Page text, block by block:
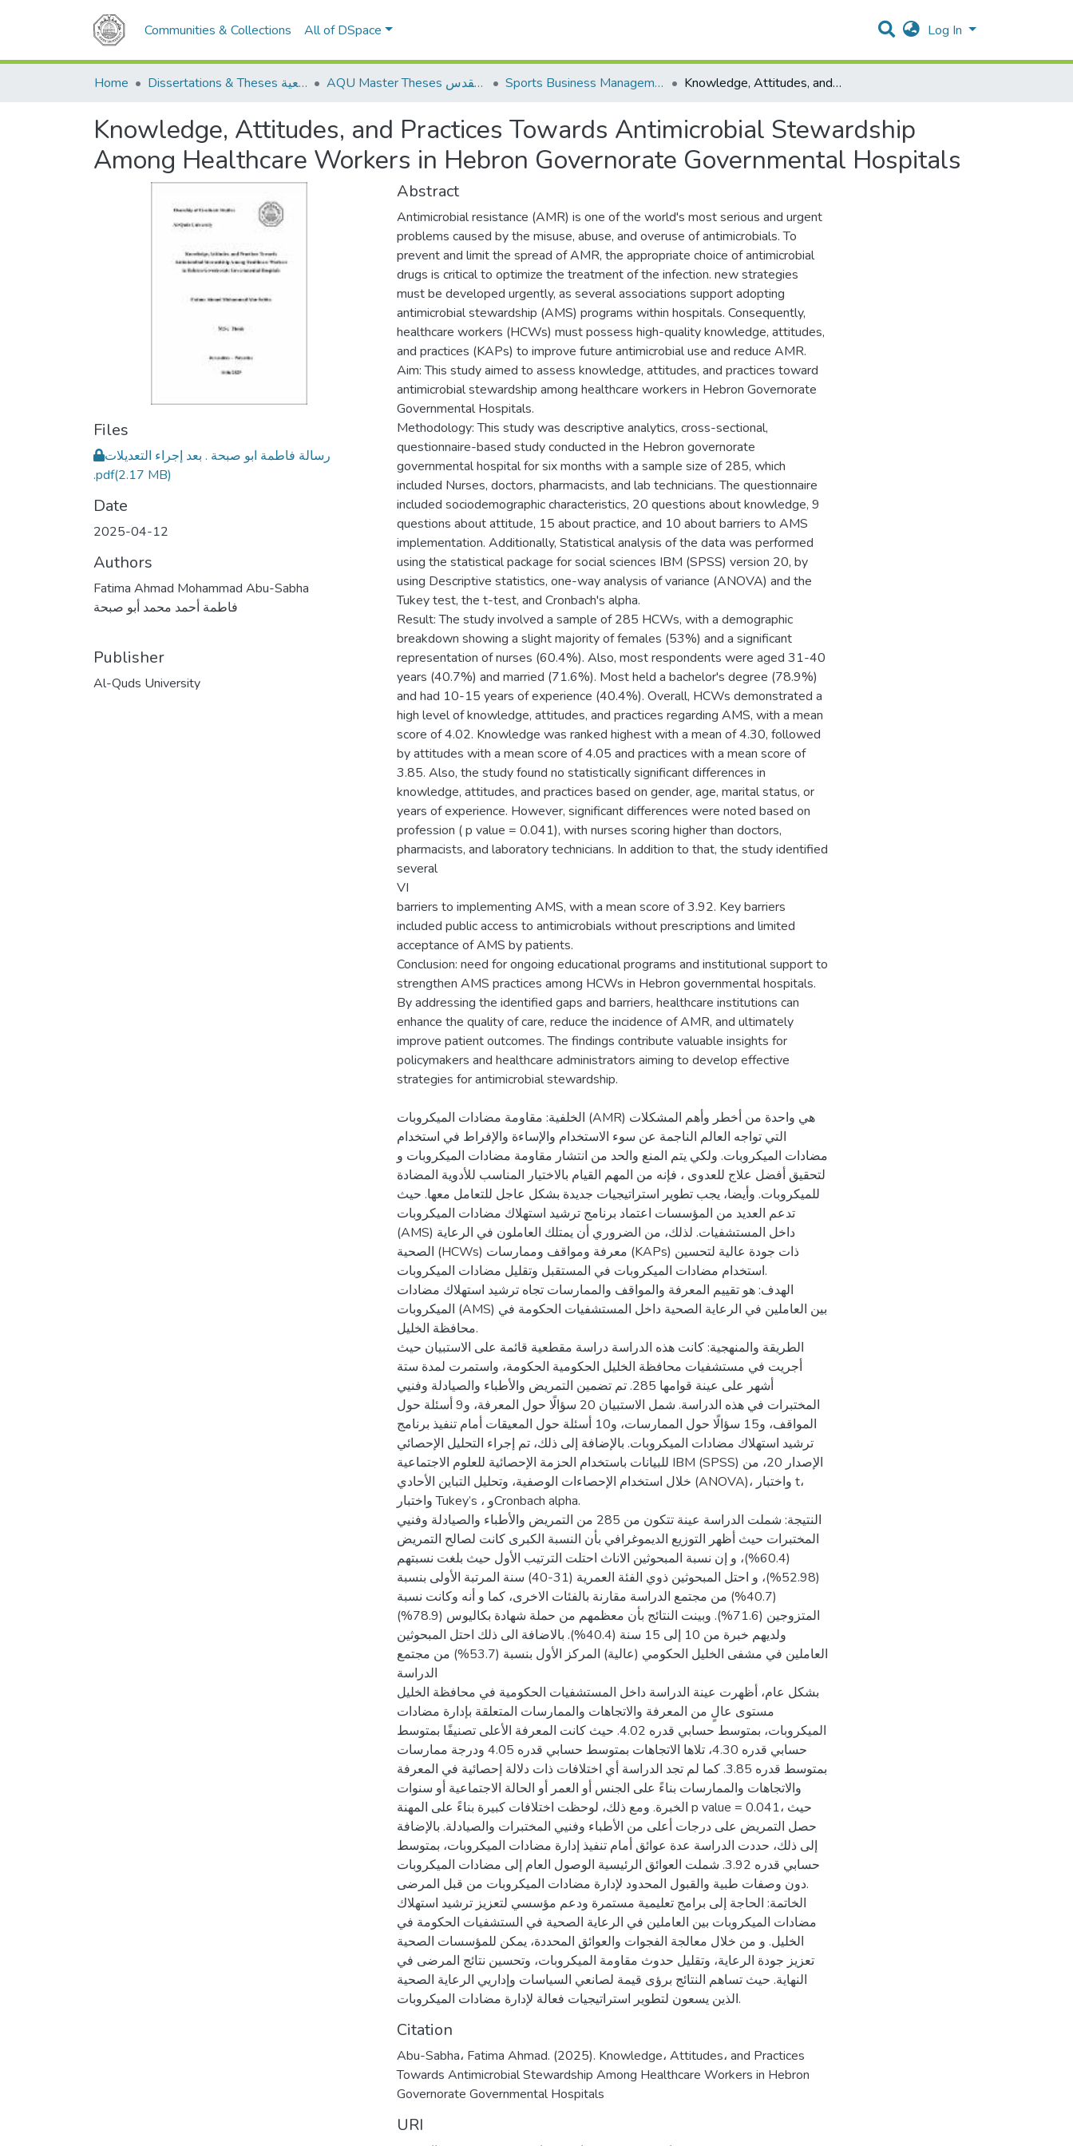
Communities & Collections All of DSpace Log In
Home Dissertations & Theses الرسائل الجامعية AQU Master Theses الرسائل الجامعية الخاصة بجامعة القدس Sports Business Management إدارة الأعمال الرياضية Knowledge, Attitudes, and Practices Towards Antimicrobial Stewardship Among Healthcare Workers in Hebron Governorate Governmental Hospitals
Knowledge, Attitudes, and Practices Towards Antimicrobial Stewardship
Among Healthcare Workers in Hebron Governorate Governmental Hospitals
Files
رسالة فاطمة ابو صبحة . بعد إجراء التعديلات
.pdf(2.17 MB)
Date
2025-04-12
Authors
Fatima Ahmad Mohammad Abu-Sabha
فاطمة أحمد محمد أبو صبحة
Publisher
Al-Quds University
Abstract
Antimicrobial resistance (AMR) is one of the world's most serious and urgent
problems caused by the misuse, abuse, and overuse of antimicrobials. To
prevent and limit the spread of AMR, the appropriate choice of antimicrobial
drugs is critical to optimize the treatment of the infection. new strategies
must be developed urgently, as several associations support adopting
antimicrobial stewardship (AMS) programs within hospitals. Consequently,
healthcare workers (HCWs) must possess high-quality knowledge, attitudes,
and practices (KAPs) to improve future antimicrobial use and reduce AMR.
Aim: This study aimed to assess knowledge, attitudes, and practices toward
antimicrobial stewardship among healthcare workers in Hebron Governorate
Governmental Hospitals.
Methodology: This study was descriptive analytics, cross-sectional,
questionnaire-based study conducted in the Hebron governorate
governmental hospital for six months with a sample size of 285, which
included Nurses, doctors, pharmacists, and lab technicians. The questionnaire
included sociodemographic characteristics, 20 questions about knowledge, 9
questions about attitude, 15 about practice, and 10 about barriers to AMS
implementation. Additionally, Statistical analysis of the data was performed
using the statistical package for social sciences IBM (SPSS) version 20, by
using Descriptive statistics, one-way analysis of variance (ANOVA) and the
Tukey test, the t-test, and Cronbach's alpha.
Result: The study involved a sample of 285 HCWs, with a demographic
breakdown showing a slight majority of females (53%) and a significant
representation of nurses (60.4%). Also, most respondents were aged 31-40
years (40.7%) and married (71.6%). Most held a bachelor's degree (78.9%)
and had 10-15 years of experience (40.4%). Overall, HCWs demonstrated a
high level of knowledge, attitudes, and practices regarding AMS, with a mean
score of 4.02. Knowledge was ranked highest with a mean of 4.30, followed
by attitudes with a mean score of 4.05 and practices with a mean score of
3.85. Also, the study found no statistically significant differences in
knowledge, attitudes, and practices based on gender, age, marital status, or
years of experience. However, significant differences were noted based on
profession ( p value = 0.041), with nurses scoring higher than doctors,
pharmacists, and laboratory technicians. In addition to that, the study identified
several
VI
barriers to implementing AMS, with a mean score of 3.92. Key barriers
included public access to antimicrobials without prescriptions and limited
acceptance of AMS by patients.
Conclusion: need for ongoing educational programs and institutional support to
strengthen AMS practices among HCWs in Hebron governmental hospitals.
By addressing the identified gaps and barriers, healthcare institutions can
enhance the quality of care, reduce the incidence of AMR, and ultimately
improve patient outcomes. The findings contribute valuable insights for
policymakers and healthcare administrators aiming to develop effective
الخلفية: مقاومة مضادات الميكروبات (AMR) هي واحدة من أخطر وأهم المشكلات
التي تواجه العالم الناجمة عن سوء الاستخدام والإساءة والإفراط في استخدام
مضادات الميكروبات. ولكي يتم المنع والحد من انتشار مقاومة مضادات الميكروبات و
لتحقيق أفضل علاج للعدوى ، فإنه من المهم القيام بالاختيار المناسب للأدوية المضادة
للميكروبات. وأيضا، يجب تطوير استراتيجيات جديدة بشكل عاجل للتعامل معها. حيث
تدعم العديد من المؤسسات اعتماد برنامج ترشيد استهلاك مضادات الميكروبات
(AMS) داخل المستشفيات. لذلك، من الضروري أن يمتلك العاملون في الرعاية
الصحية (HCWs) معرفة ومواقف وممارسات (KAPs) ذات جودة عالية لتحسين
استخدام مضادات الميكروبات في المستقبل وتقليل مضادات الميكروبات.
الهدف: هو تقييم المعرفة والمواقف والممارسات تجاه ترشيد استهلاك مضادات
الميكروبات (AMS) بين العاملين في الرعاية الصحية داخل المستشفيات الحكومة في
محافظة الخليل.
الطريقة والمنهجية: كانت هذه الدراسة دراسة مقطعية قائمة على الاستبيان حيث
أجريت في مستشفيات محافظة الخليل الحكومية الحكومة، واستمرت لمدة ستة
أشهر على عينة قوامها 285. تم تضمين التمريض والأطباء والصيادلة وفنيي
المختبرات في هذه الدراسة. شمل الاستبيان 20 سؤالًا حول المعرفة، و9 أسئلة حول
المواقف، و15 سؤالًا حول الممارسات، و10 أسئلة حول المعيقات أمام تنفيذ برنامج
ترشيد استهلاك مضادات الميكروبات. بالإضافة إلى ذلك، تم إجراء التحليل الإحصائي
للبيانات باستخدام الحزمة الإحصائية للعلوم الاجتماعية IBM (SPSS) الإصدار 20، من
خلال استخدام الإحصاءات الوصفية، وتحليل التباين الأحادي (ANOVA)، واختبار t،
واختبار Tukey’s ، وCronbach alpha.
النتيجة: شملت الدراسة عينة تتكون من 285 من التمريض والأطباء والصيادلة وفنيي
المختبرات حيث أظهر التوزيع الديموغرافي بأن النسبة الكبرى كانت لصالح التمريض
(60.4%)، و إن نسبة المبحوثين الاناث احتلت الترتيب الأول حيث بلغت نسبتهم
(52.98%)، و احتل المبحوثين ذوي الفئة العمرية (31-40) سنة المرتبة الأولى بنسبة
(40.7%) من مجتمع الدراسة مقارنة بالفئات الاخرى، كما و أنه وكانت نسبة
المتزوجين (71.6%). وبينت النتائج بأن معظمهم من حملة شهادة بكاليوس (78.9%)
ولديهم خبرة من 10 إلى 15 سنة (40.4%). بالاضافة الى ذلك احتل المبحوثين
العاملين في مشفى الخليل الحكومي (عالية) المركز الأول بنسبة (53.7%) من مجتمع
الدراسة
بشكل عام، أظهرت عينة الدراسة داخل المستشفيات الحكومية في محافظة الخليل
مستوى عالٍ من المعرفة والاتجاهات والممارسات المتعلقة بإدارة مضادات
الميكروبات، بمتوسط حسابي قدره 4.02. حيث كانت المعرفة الأعلى تصنيفًا بمتوسط
حسابي قدره 4.30، تلاها الاتجاهات بمتوسط حسابي قدره 4.05 ودرجة ممارسات
بمتوسط قدره 3.85. كما لم تجد الدراسة أي اختلافات ذات دلالة إحصائية في المعرفة
والاتجاهات والممارسات بناءً على الجنس أو العمر أو الحالة الاجتماعية أو سنوات
الخبرة. ومع ذلك، لوحظت اختلافات كبيرة بناءً على المهنة p value = 0.041، حيث
حصل التمريض على درجات أعلى من الأطباء وفنيي المختبرات والصيادلة. بالإضافة
إلى ذلك، حددت الدراسة عدة عوائق أمام تنفيذ إدارة مضادات الميكروبات، بمتوسط
حسابي قدره 3.92. شملت العوائق الرئيسية الوصول العام إلى مضادات الميكروبات
دون وصفات طبية والقبول المحدود لإدارة مضادات الميكروبات من قبل المرضى.
الخاتمة: الحاجة إلى برامج تعليمية مستمرة ودعم مؤسسي لتعزيز ترشيد استهلاك
مضادات الميكروبات بين العاملين في الرعاية الصحية في الستشفيات الحكومة في
الخليل. و من خلال معالجة الفجوات والعوائق المحددة، يمكن للمؤسسات الصحية
تعزيز جودة الرعاية، وتقليل حدوث مقاومة الميكروبات، وتحسين نتائج المرضى في
النهاية. حيث تساهم النتائج برؤى قيمة لصانعي السياسات وإداريي الرعاية الصحية
الذين يسعون لتطوير استراتيجيات فعالة لإدارة مضادات الميكروبات.
Citation
Abu-Sabha، Fatima Ahmad. (2025). Knowledge، Attitudes، and Practices
Towards Antimicrobial Stewardship Among Healthcare Workers in Hebron
Governorate Governmental Hospitals
URI